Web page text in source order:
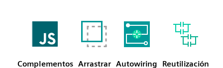
Complementos Arrastrar Autowiring Reutilización